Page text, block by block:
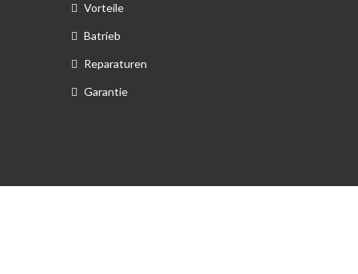
Vorteile
Batrieb
Reparaturen
Garantie